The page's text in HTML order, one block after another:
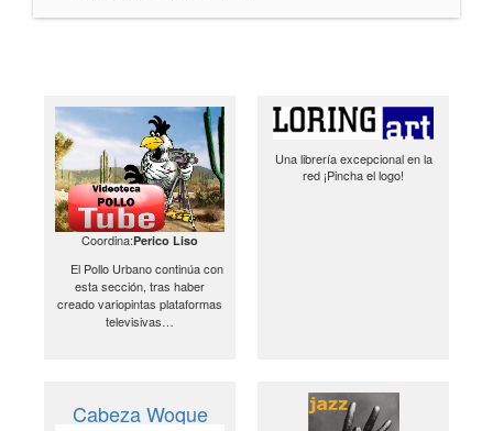
Coordina:Perico Liso
El Pollo Urbano continúa con
esta sección, tras haber
creado variopintas plataformas
televisivas…
Una librería excepcional en la
red ¡Pincha el logo!
Cabeza Woque